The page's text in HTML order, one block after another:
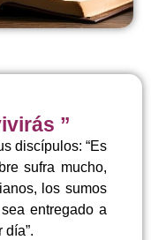
”
discípulos: “Es
sufra mucho,
los sumos
entregado a
día”.